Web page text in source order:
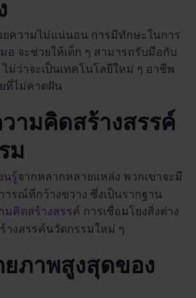
ความไม่แน่นอน การมีทักษะในการ
อ จะช่วยให้เด็ก ๆ สามารถรับมือกับ
ม่ว่าจะเป็นเทคโนโลยีใหม่ ๆ อาชีพ
ที่ไม่คาดฝัน
วามคิดสร้างสรรค์
ม
นรู้จากหลากหลายแหล่ง พวกเขาจะมี
รณ์ที่กว้างขวาง ซึ่งเป็นรากฐาน
คิดสร้างสรรค์ การเชื่อมโยงสิ่งต่าง
างสรรค์นวัตกรรมใหม่ ๆ
ภาพสูงสุดของ